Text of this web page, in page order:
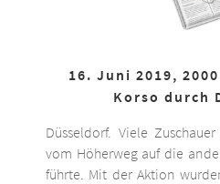
16. Juni 2019,
Korso durch
Düsseldorf. Viele
vom Höherweg auf die
führte. Mit der Aktion